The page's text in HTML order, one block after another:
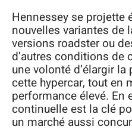
Hennessey se projette
nouvelles variantes de
versions roadster ou
d’autres conditions de
une volonté d’élargir
cette hypercar, tout en
performance élevé. En
continuelle est la clé
un marché aussi